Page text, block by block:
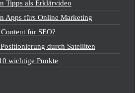
Tipps als Erklärvideo
Apps fürs Online Marketing
für SEO?
durch Satelliten
wichtige Punkte